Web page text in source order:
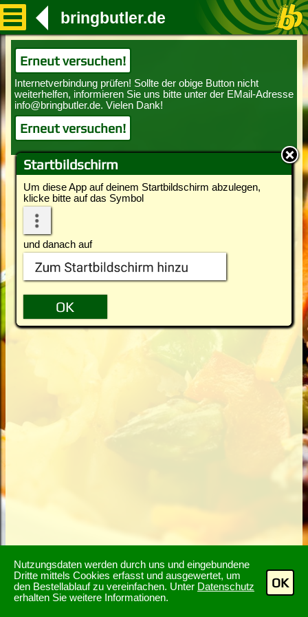
Nutzungsdaten werden durch uns und eingebundene
Dritte mittels Cookies erfasst und ausgewertet, um
den Bestellablauf zu vereinfachen. Unter Datenschutz
erhalten Sie weitere Informationen.
OK
Startbildschirm
Um diese App auf deinem Startbildschirm abzulegen,
klicke bitte auf das Symbol
und danach auf
bringbutler.de
Erneut versuchen!
Erneut versuchen!